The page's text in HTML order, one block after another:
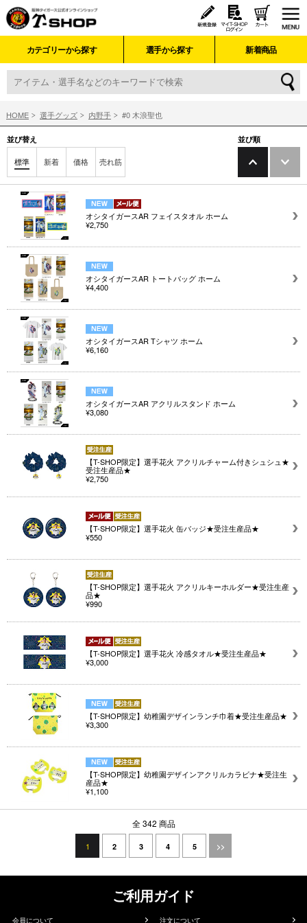
カテゴリーから探す 選手から探す 新着商品
HOME 選手グッズ 内野手 #0 木浪聖也
並び替え
標準 新着 価格 売れ筋
並び順
オシタイガースAR フェイスタオル ホーム
¥2,750
オシタイガースAR トートバッグ ホーム
¥4,400
オシタイガースAR Tシャツ ホーム
¥6,160
オシタイガースAR アクリルスタンド ホーム
¥3,080
【T-SHOP限定】選手花火 アクリルチャーム付きシュシュ★
受注生産品★
¥2,750
【T-SHOP限定】選手花火 缶バッジ★受注生産品★
¥550
【T-SHOP限定】選手花火 アクリルキーホルダー★受注生産
品★
¥990
【T-SHOP限定】選手花火 冷感タオル★受注生産品★
¥3,000
【T-SHOP限定】幼稚園デザインランチ巾着★受注生産品★
¥3,300
【T-SHOP限定】幼稚園デザインアクリルカラビナ★受注生
産品★
¥1,100
全 342 商品
1 2 3 4 5 >>
ご利用ガイド
会員について 注文について